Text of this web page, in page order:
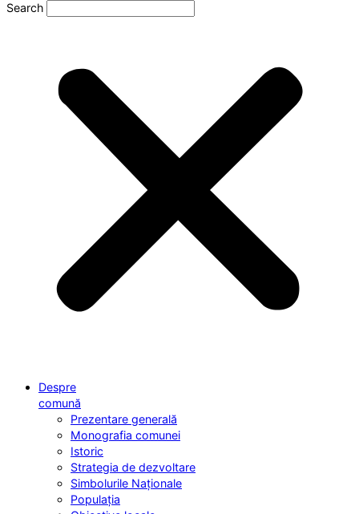
Search
Despre
comună
Prezentare generală
Monografia comunei
Istoric
Strategia de dezvoltare
Simbolurile Naționale
Populația